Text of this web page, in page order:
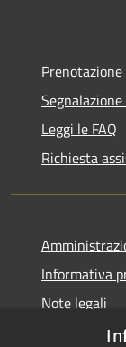
Leggi le FAQ
Richiesta
Informativa
Note legali